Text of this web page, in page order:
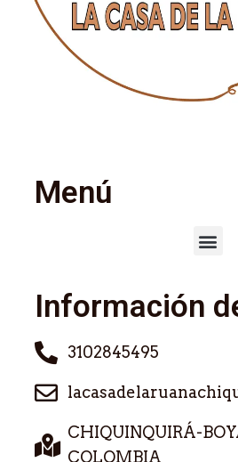
Menú
Información
3102845495
CHIQUINQUIRÁ-
COLOMBIA